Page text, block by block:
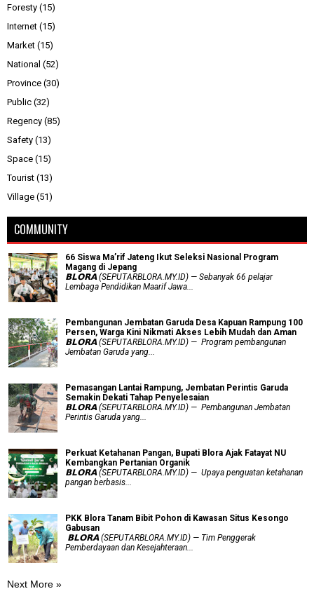
Foresty (15)
Internet (15)
Market (15)
National (52)
Province (30)
Public (32)
Regency (85)
Safety (13)
Space (15)
Tourist (13)
Village (51)
COMMUNITY
66 Siswa Ma’rif Jateng Ikut Seleksi Nasional Program
Magang di Jepang
𝗕𝗟𝗢𝗥𝗔 (SEPUTARBLORA.MY.ID) — Sebanyak 66 pelajar
Lembaga Pendidikan Maarif Jawa...
Pembangunan Jembatan Garuda Desa Kapuan Rampung 100
Persen, Warga Kini Nikmati Akses Lebih Mudah dan Aman
𝗕𝗟𝗢𝗥𝗔 (SEPUTARBLORA.MY.ID) — Program pembangunan
Jembatan Garuda yang...
Pemasangan Lantai Rampung, Jembatan Perintis Garuda
Semakin Dekati Tahap Penyelesaian
𝗕𝗟𝗢𝗥𝗔 (SEPUTARBLORA.MY.ID) — Pembangunan Jembatan
Perintis Garuda yang...
​Perkuat Ketahanan Pangan, Bupati Blora Ajak Fatayat NU
Kembangkan Pertanian Organik
𝗕𝗟𝗢𝗥𝗔 (SEPUTARBLORA.MY.ID) — Upaya penguatan ketahanan
pangan berbasis...
PKK Blora Tanam Bibit Pohon di Kawasan Situs Kesongo
Gabusan
‎ 𝗕𝗟𝗢𝗥𝗔 (SEPUTARBLORA.MY.ID) — Tim Penggerak
Pemberdayaan dan Kesejahteraan...
Next More »